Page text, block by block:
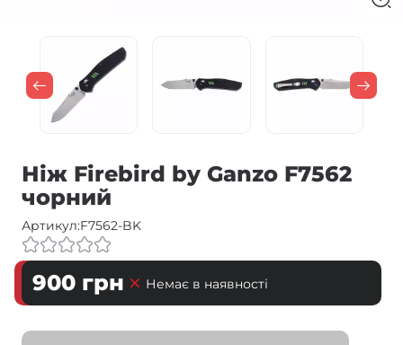
Ніж Firebird by Ganzo F7562
чорний
Артикул:F7562-BK
900 грн Немає в наявності